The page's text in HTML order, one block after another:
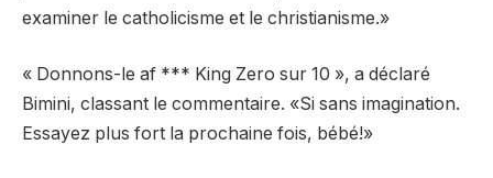
examiner le catholicisme et le christianisme.»
« Donnons-le af *** King Zero sur 10 », a déclaré
Bimini, classant le commentaire. «Si sans imagination.
Essayez plus fort la prochaine fois, bébé!»